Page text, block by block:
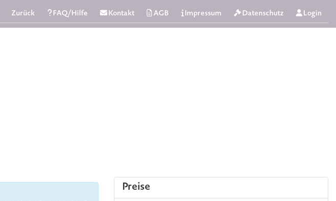
Zurück FAQ/Hilfe Kontakt AGB Impressum Datenschutz Login
Preise